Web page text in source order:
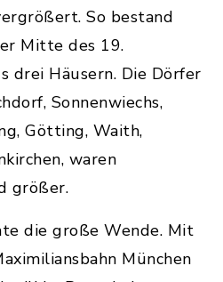
So bestand
Mitte des 19.
drei Häusern. Die Dörfer
Sonnenwiechs,
Götting, Waith,
waren
größer.
die große Wende. Mit
München